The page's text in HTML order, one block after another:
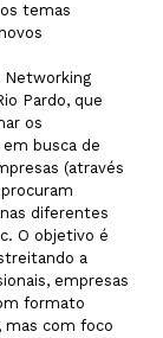
temas
Networking
Pardo, que
os
busca de
(através
diferentes
O objetivo é
a
empresas
formato
mas com foco